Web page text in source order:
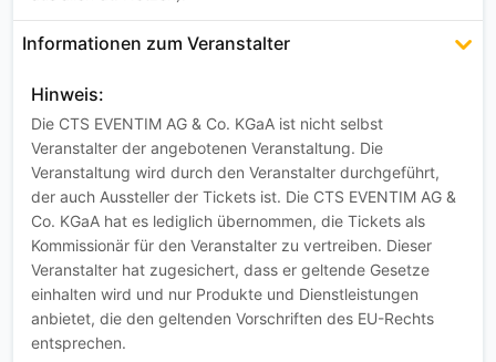
Informationen zum Veranstalter
Hinweis:
Die CTS EVENTIM AG & Co. KGaA ist nicht selbst
Veranstalter der angebotenen Veranstaltung. Die
Veranstaltung wird durch den Veranstalter durchgeführt,
der auch Aussteller der Tickets ist. Die CTS EVENTIM AG &
Co. KGaA hat es lediglich übernommen, die Tickets als
Kommissionär für den Veranstalter zu vertreiben. Dieser
Veranstalter hat zugesichert, dass er geltende Gesetze
einhalten wird und nur Produkte und Dienstleistungen
anbietet, die den geltenden Vorschriften des EU-Rechts
entsprechen.